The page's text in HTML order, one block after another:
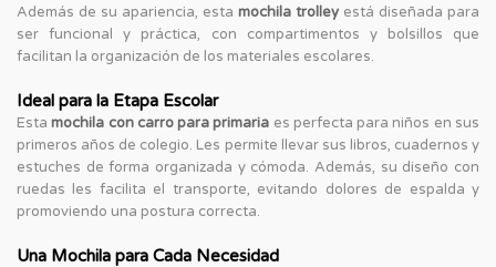
Además de su apariencia, esta mochila trolley está diseñada para
ser funcional y práctica, con compartimentos y bolsillos que
facilitan la organización de los materiales escolares.
Ideal para la Etapa Escolar
Estamochila con carro para primaria es perfecta para niños en sus
primeros años de colegio. Les permite llevar sus libros, cuadernos y
estuches de forma organizada y cómoda. Además, su diseño con
ruedas les facilita el transporte, evitando dolores de espalda y
promoviendo una postura correcta.
Una Mochila para Cada Necesidad